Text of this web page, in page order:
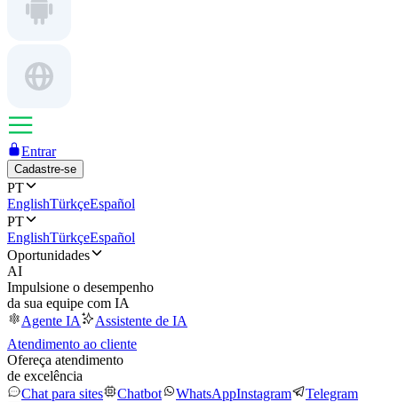
Entrar
Cadastre-se
PT
EnglishTürkçeEspañol
PT
EnglishTürkçeEspañol
Oportunidades
AI
Impulsione o desempenho
da sua equipe com IA
Agente IA
Assistente de IA
Atendimento ao cliente
Ofereça atendimento
de excelência
Chat para sites
Chatbot WhatsAppInstagram Telegram